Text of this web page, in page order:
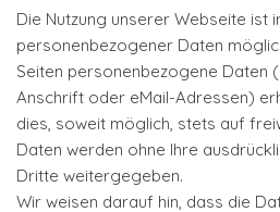
Die Nutzung unserer Webseite ist
personenbezogener Daten
Seiten personenbezogene Daten
Anschrift oder eMail-Adressen)
dies, soweit möglich, stets auf
Daten werden ohne Ihre
Dritte weitergegeben.
Wir weisen darauf hin, dass die